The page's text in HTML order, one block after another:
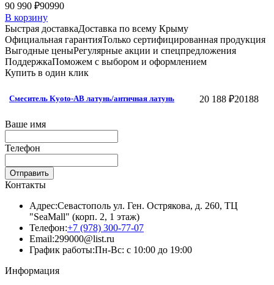
90 990 ₽90990
В корзину
Быстрая доставкаДоставка по всему Крыму
Официальная гарантияТолько сертифицированная продукция
Выгодные ценыРегулярные акции и спецпредложения
ПоддержкаПоможем с выбором и оформлением
Купить в один клик
Смеситель Kyoto-AB латунь/античная латунь 20 188 ₽20188
Ваше имя
Телефон
Отправить
Контакты
Адрес:Севастополь ул. Ген. Острякова, д. 260, ТЦ
"SeaMall" (корп. 2, 1 этаж)
Телефон:+7 (978) 300-77-07
Email:299000@list.ru
График работы:Пн-Вс: с 10:00 до 19:00
Информация